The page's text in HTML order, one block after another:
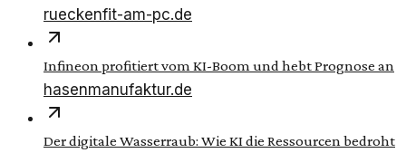
rueckenfit-am-pc.de
Infineon profitiert vom KI-Boom und hebt Prognose an
hasenmanufaktur.de
Der digitale Wasserraub: Wie KI die Ressourcen bedroht